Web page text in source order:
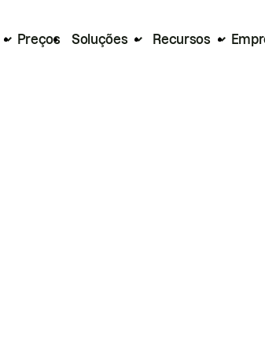
Preços Soluções Recursos